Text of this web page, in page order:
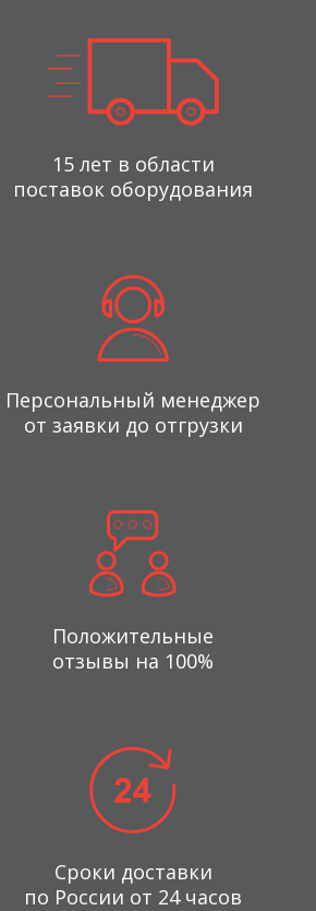
15 лет в области
поставок оборудования
Персональный менеджер
от заявки до отгрузки
Положительные
отзывы на 100%
Сроки доставки
по России от 24 часов